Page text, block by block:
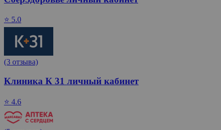
⭐ 5.0
(3 отзыва)
Клиника К 31 личный кабинет
⭐ 4.6